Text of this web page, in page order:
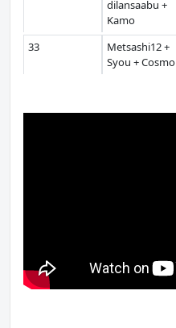
dilansaabu +
Kamo
33
Metsashi12 +
Syou + Cosmo